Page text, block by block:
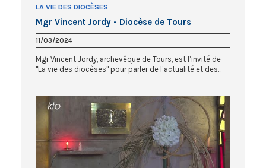
LA VIE DES DIOCÈSES
Mgr Vincent Jordy - Diocèse de Tours
11/03/2024
Mgr Vincent Jordy, archevêque de Tours, est l’invité de
"La vie des diocèses" pour parler de l’actualité et des...